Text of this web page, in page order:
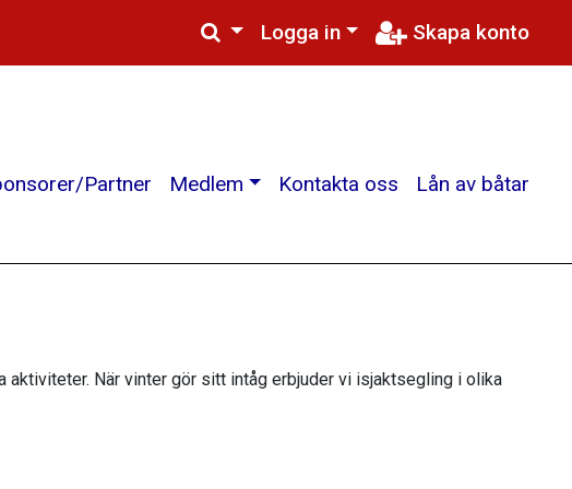
Logga in Skapa konto
Partner Medlem Kontakta oss Lån av båtar
När vinter gör sitt intåg erbjuder vi isjaktsegling i olika